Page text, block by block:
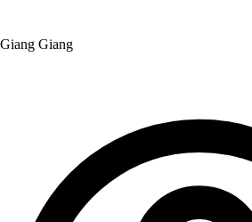
Giang Giang